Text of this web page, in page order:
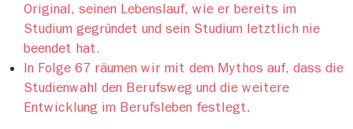
Original, seinen Lebenslauf, wie er bereits im
Studium gegründet und sein Studium letztlich nie
beendet hat.
In Folge 67 räumen wir mit dem Mythos auf, dass die
Studienwahl den Berufsweg und die weitere
Entwicklung im Berufsleben festlegt.